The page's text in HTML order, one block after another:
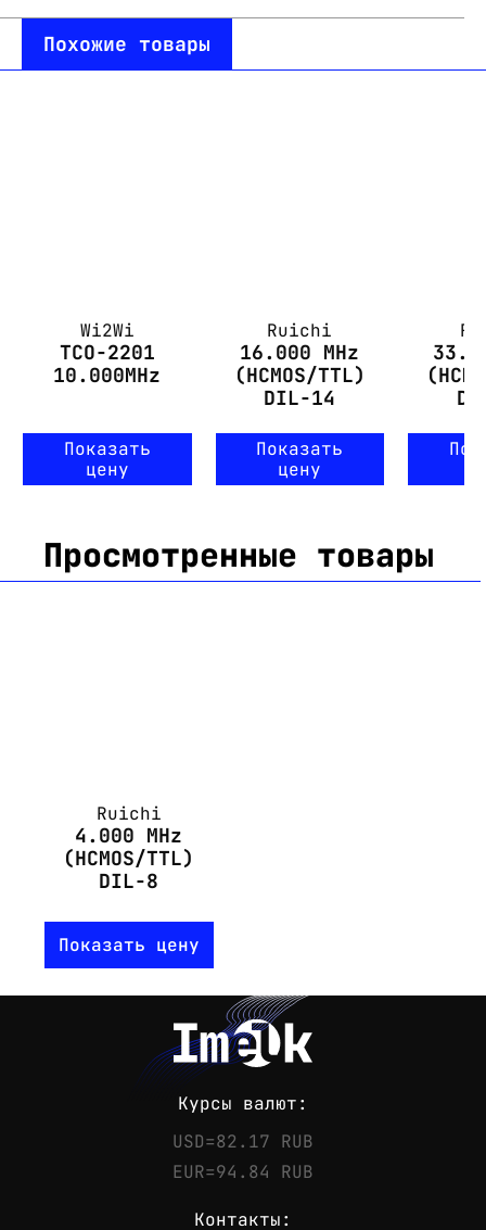
Похожие товары
Wi2Wi
TCO-2201
10.000MHz
Показать
цену
Ruichi
16.000 MHz
(HCMOS/TTL)
DIL-14
Показать
цену
Просмотренные товары
Ruichi
4.000 MHz
(HCMOS/TTL)
DIL-8
Показать цену
Курсы валют:
USD=82.17 RUB
EUR=94.84 RUB
Контакты: